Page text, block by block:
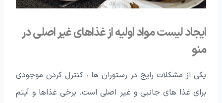
ایجاد لیست مواد اولیه از غذاهای غیر اصلی در
منو
یکی از مشکلات رایج در رستوران ها ، کنترل کردن موجودی
برای غذا های جانبی و غیر اصلی است. برخی غذاها و آیتم